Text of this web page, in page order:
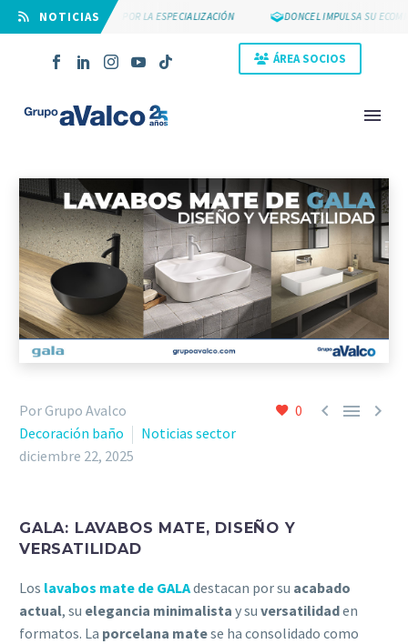
⠀NOTICIAS
SUYCAL 2000 APUESTA POR LA ESPECIALIZACIÓN DONCEL IMPULSA SU
ÁREA SOCIOS
0   
Por Grupo Avalco
Decoración baño
Noticias sector
diciembre 22, 2025
GALA: LAVABOS MATE, DISEÑO Y
VERSATILIDAD
Los lavabos mate de GALAdestacan por su acabado
actual, su elegancia minimalista y su versatilidaden
formatos. La porcelana matese ha consolidado como